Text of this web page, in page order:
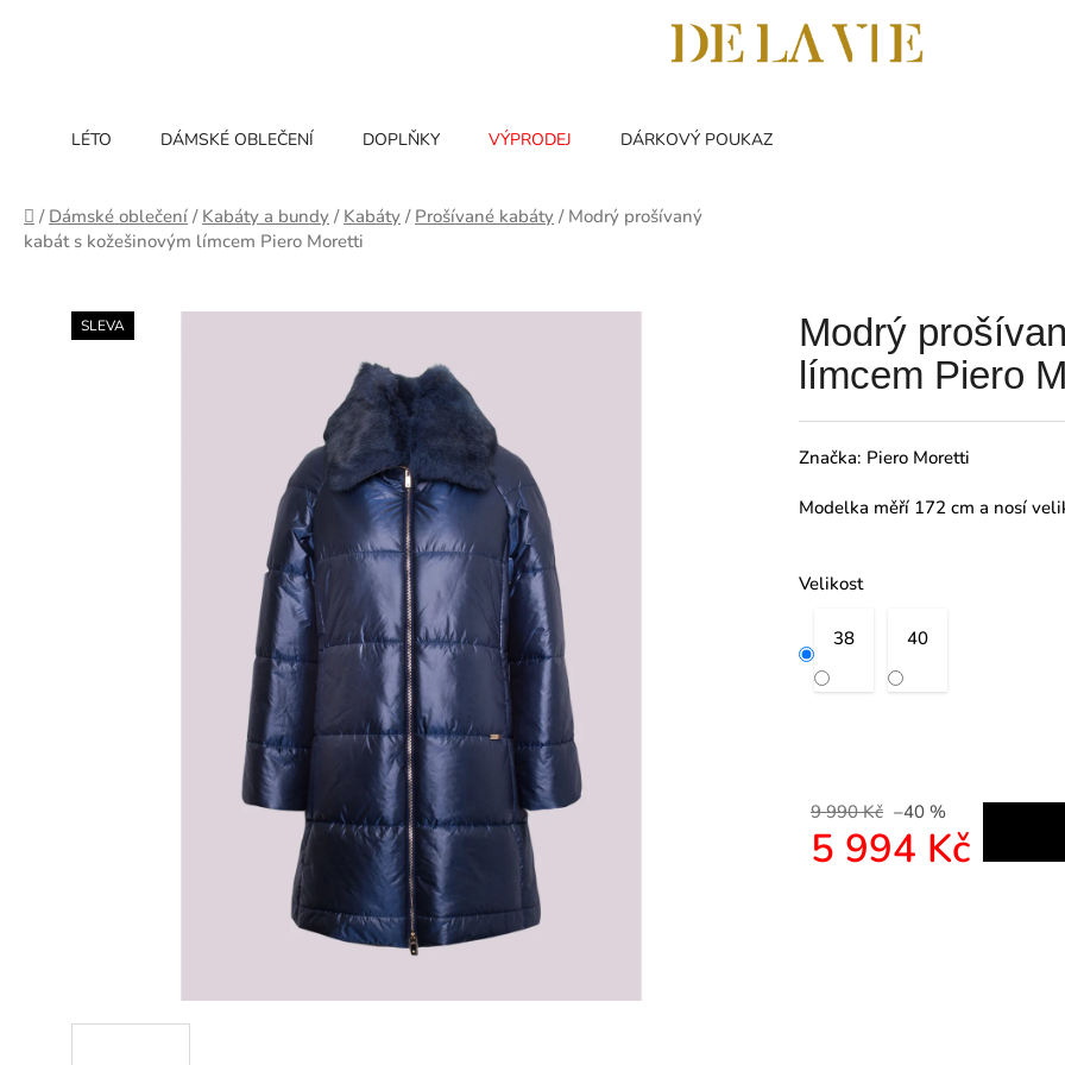
LÉTO DÁMSKÉ OBLEČENÍ DOPLŇKY VÝPRODEJ DÁRKOVÝ POUKAZ
Domů
/ Dámské oblečení / Kabáty a bundy / Kabáty / Prošívané kabáty / Modrý prošívaný
kabát s kožešinovým límcem Piero Moretti
Modrý
límcem Piero
Značka: Piero Moretti
Modelka měří 172 cm a nosí
Velikost
38 40
9 990 Kč –40 %
5 994 Kč
SLEVA